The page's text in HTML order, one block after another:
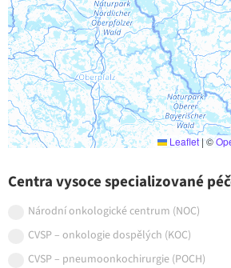
Leaflet | ©
Centra vysoce specializované
Národní onkologické centrum (NOC)
CVSP – onkologie dospělých (KOC)
CVSP – pneumoonkochirurgie (POCH)